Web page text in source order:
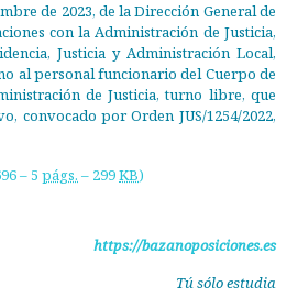
de 2023, de la Dirección General de
con la Administración de Justicia,
Justicia y Administración Local,
al personal funcionario del Cuerpo de
de Justicia, turno libre, que
convocado por Orden JUS/1254/2022,
– 5págs. – 299KB)
https://bazanoposiciones.es
Tú sólo estudia